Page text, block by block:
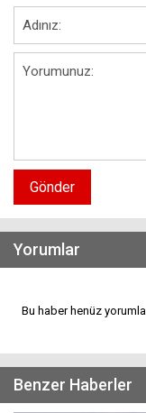
Gönder
Yorumlar
Bu haber henüz
Benzer Haberler